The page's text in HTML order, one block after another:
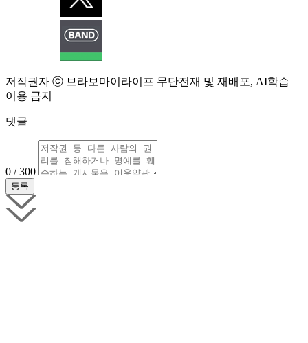
저작권자 ⓒ 브라보마이라이프 무단전재 및 재배포, AI학습
이용 금지
댓글
0 / 300